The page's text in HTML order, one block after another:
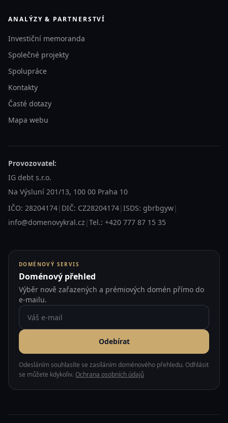
ANALÝZY & PARTNERSTVÍ
Investiční memoranda
Společné projekty
Spolupráce
Kontakty
Časté dotazy
Mapa webu
Provozovatel:
IG debt s.r.o.
Na Výsluní 201/13, 100 00 Praha 10
IČO: 28204174| DIČ: CZ28204174| ISDS: gbrbgyw|
info@domenovykral.cz | Tel.: +420 777 87 15 35
DOMÉNOVÝ SERVIS
Doménový přehled
Výběr nově zařazených a prémiových domén přímo do
e-mailu.
Odebírat
Odesláním souhlasíte se zasíláním doménového přehledu. Odhlásit
se můžete kdykoliv. Ochrana osobních údajů